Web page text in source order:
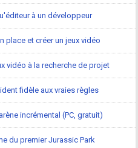
à un développeur
place et créer un jeux vidéo
vidéo à la recherche de projet
fidèle aux vraies règles
incrémental (PC, gratuit)
du premier Jurassic Park